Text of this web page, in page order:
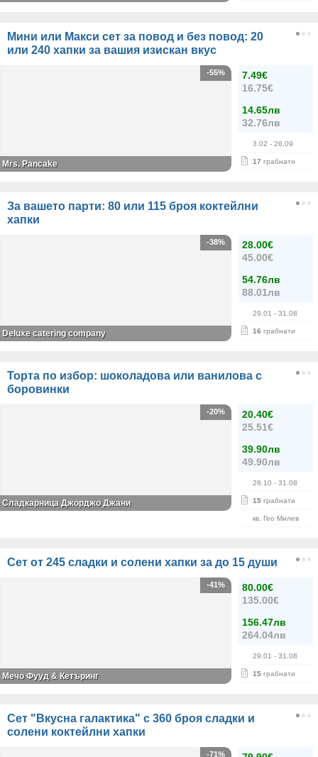
Мини или Макси сет за повод и без повод: 20
или 240 хапки за вашия изискан вкус
7.49€
16.75€
14.65лв
32.76лв
3.02 - 26.09
17 грабнати
-55%
Mrs. Pancake
За вашето парти: 80 или 115 броя коктейлни
хапки
28.00€
45.00€
54.76лв
88.01лв
29.01 - 31.08
16 грабнати
-38%
Deluxe catering company
Торта по избор: шоколадова или ванилова с
боровинки
20.40€
25.51€
39.90лв
49.90лв
28.10 - 31.08
15 грабнати
кв. Гео Милев
-20%
Сладкарница Джорджо Джани
Сет от 245 сладки и солени хапки за до 15 души
80.00€
135.00€
156.47лв
264.04лв
29.01 - 31.08
15 грабнати
-41%
Мечо Фууд & Кетъринг
Сет "Вкусна галактика" с 360 броя сладки и
солени коктейлни хапки
-71%